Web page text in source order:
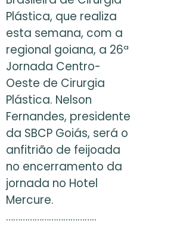
Plástica, que realiza
esta semana, com a
regional goiana, a 26ª
Jornada Centro-
Oeste de Cirurgia
Plástica. Nelson
Fernandes, presidente
da SBCP Goiás, será o
anfitrião de feijoada
no encerramento da
jornada no Hotel
Mercure.
………………………………..